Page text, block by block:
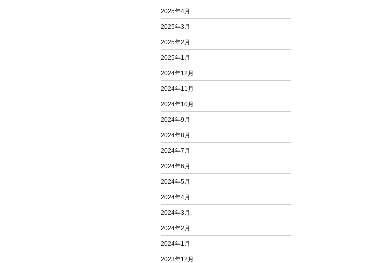
2025年4月
2025年3月
2025年2月
2025年1月
2024年12月
2024年11月
2024年10月
2024年9月
2024年8月
2024年7月
2024年6月
2024年5月
2024年4月
2024年3月
2024年2月
2024年1月
2023年12月